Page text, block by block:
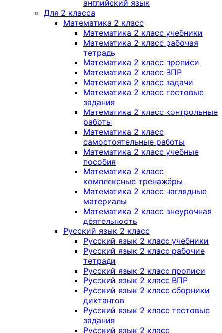
английский язык
Для 2 класса
Математика 2 класс
Математика 2 класс учебники
Математика 2 класс рабочая
тетрадь
Математика 2 класс прописи
Математика 2 класс ВПР
Математика 2 класс задачи
Математика 2 класс тестовые
задания
Математика 2 класс контрольные
работы
Математика 2 класс
самостоятельные работы
Математика 2 класс учебные
пособия
Математика 2 класс
комплексные тренажёры
Математика 2 класс наглядные
материалы
Математика 2 класс внеурочная
деятельность
Русский язык 2 класс
Русский язык 2 класс учебники
Русский язык 2 класс рабочие
тетради
Русский язык 2 класс прописи
Русский язык 2 класс ВПР
Русский язык 2 класс сборники
диктантов
Русский язык 2 класс тестовые
задания
Русский язык 2 класс